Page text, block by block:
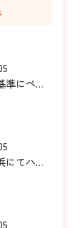
皆様は何を基準にペット葬儀社を選びますか？
横須賀市追浜にてハムスターのみかんちゃんのペット火葬のお手伝...